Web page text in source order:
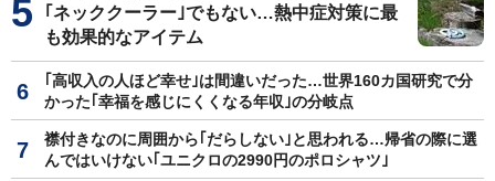
｢ネッククーラー｣でもない…熱中症対策に最
も効果的なアイテム
｢高収入の人ほど幸せ｣は間違いだった…世界160カ国研究で分
かった｢幸福を感じにくくなる年収｣の分岐点
襟付きなのに周囲から｢だらしない｣と思われる…帰省の際に選
んではいけない｢ユニクロの2990円のポロシャツ｣